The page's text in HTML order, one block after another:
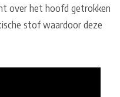
over het hoofd getrokken
stof waardoor deze